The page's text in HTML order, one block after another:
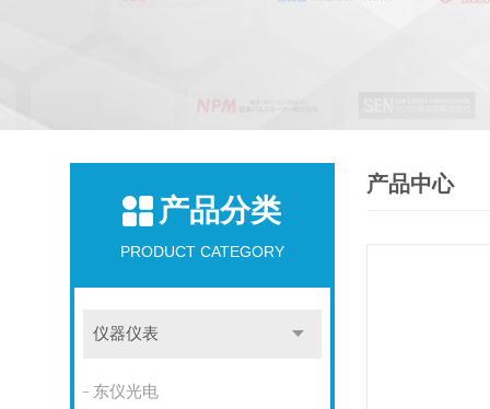
产品分类
PRODUCT CATEGORY
仪器仪表
东仪光电
产品中心